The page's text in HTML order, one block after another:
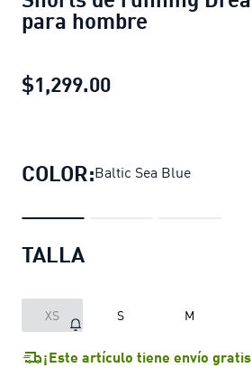
para hombre
$1,299.00
COLOR:Baltic Sea Blue
TALLA
XS S M
¡Este artículo tiene envío